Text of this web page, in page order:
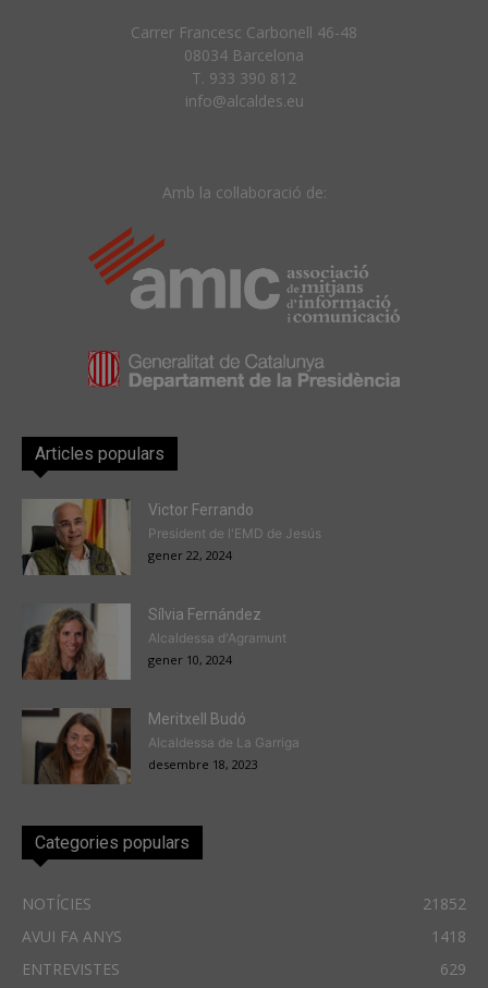
Carrer Francesc Carbonell 46-48
08034 Barcelona
T. 933 390 812
info@alcaldes.eu
Amb la col·laboració de:
Articles populars
Victor Ferrando
President de l'EMD de Jesús
gener 22, 2024
Sílvia Fernández
Alcaldessa d'Agramunt
gener 10, 2024
Meritxell Budó
Alcaldessa de La Garriga
desembre 18, 2023
Categories populars
NOTÍCIES
21852
AVUI FA ANYS
1418
ENTREVISTES
629